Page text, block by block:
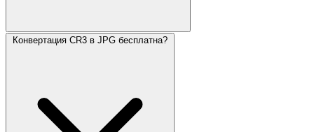
Конвертация CR3 в JPG бесплатна?